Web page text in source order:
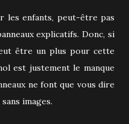
les enfants, peut-être pas
explicatifs. Donc, si
être un plus pour cette
est justement le manque
ne font que vous dire
images.